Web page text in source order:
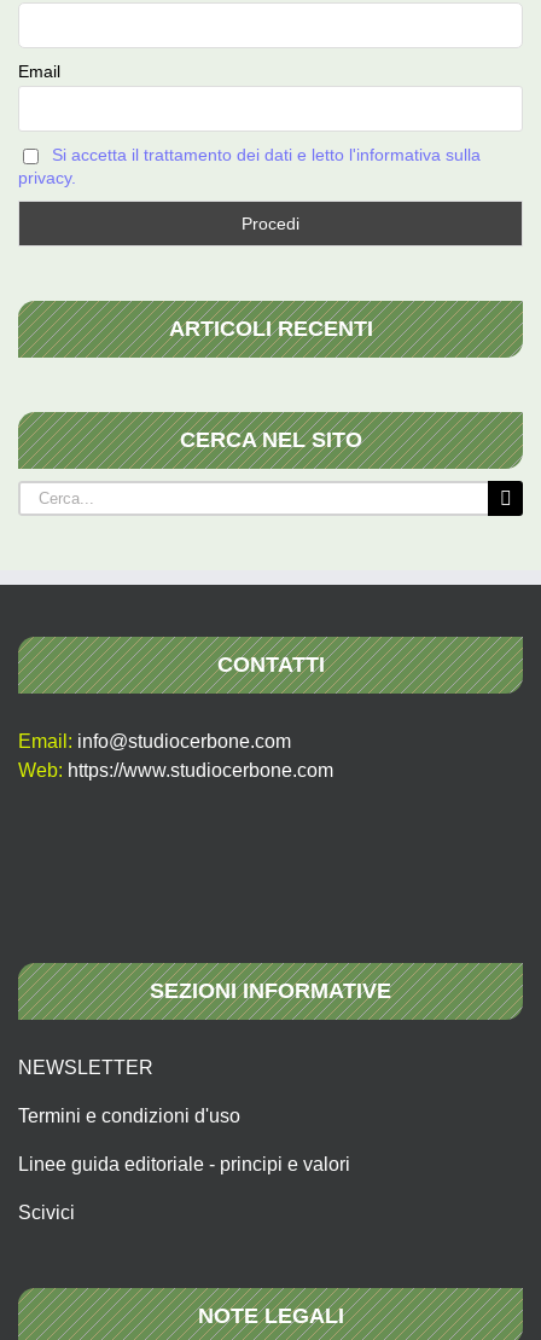
Email
Si accetta il trattamento dei dati e letto l'informativa sulla
privacy.
ARTICOLI RECENTI
CERCA NEL SITO
Cerca
per:
CONTATTI
Email: info@studiocerbone.com
Web: https://www.studiocerbone.com
SEZIONI INFORMATIVE
NEWSLETTER
Termini e condizioni d'uso
Linee guida editoriale - principi e valori
Scivici
NOTE LEGALI